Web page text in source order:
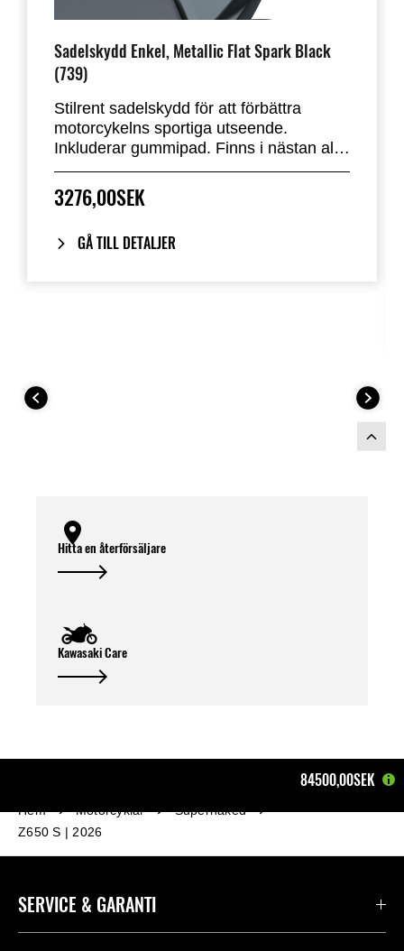
Sadelskydd Enkel, Metallic Flat Spark Black
(739)
Stilrent sadelskydd för att förbättra
motorcykelns sportiga utseende.
Inkluderar gummipad. Finns i nästan alla
fabriksstandardfärger. Ersätter
passagerarsadeln på Z650 S.
3276,00SEK
GÅ TILL DETALJER
Hitta en återförsäljare
Kawasaki Care
84500,00SEK
Hem Motorcyklar
Supernaked
Z650 S | 2026
SERVICE & GARANTI